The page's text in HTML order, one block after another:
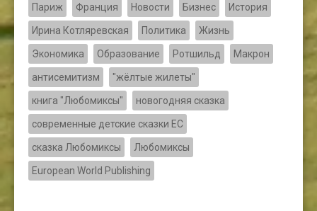
Париж Франция Новости Бизнес История
Ирина Котляревская Политика Жизнь
Экономика Образование Ротшильд Макрон
антисемитизм "жёлтые жилеты"
книга "Любомиксы" новогодняя сказка
современные детские сказки ЕС
сказка Любомиксы Любомиксы
European World Publishing